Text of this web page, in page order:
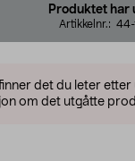
Produktet har
Artikkelnr.: 44-
det du leter etter
om det utgåtte